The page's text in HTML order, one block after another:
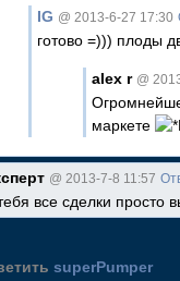
IG @ 2013-6-27 17:30
готово =))) плоды
alex r @
маркете
@ 2013-7-8 11:57
все сделки просто
superPumper